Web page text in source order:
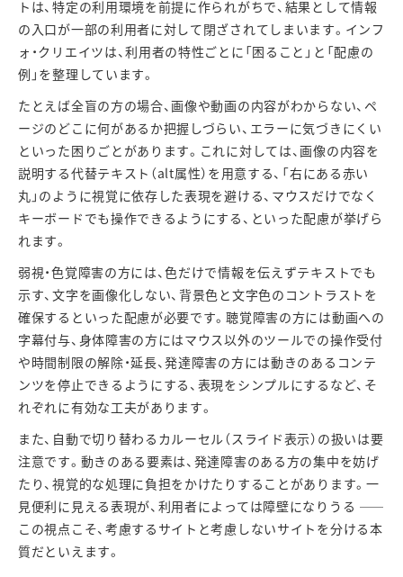
トは、特定の利用環境を前提に作られがちで、結果として情報
の入口が一部の利用者に対して閉ざされてしまいます。インフ
ォ・クリエイツは、利用者の特性ごとに「困ること」と「配慮の
例」を整理しています。
たとえば全盲の方の場合、画像や動画の内容がわからない、ペ
ージのどこに何があるか把握しづらい、エラーに気づきにくい
といった困りごとがあります。これに対しては、画像の内容を
説明する代替テキスト（alt属性）を用意する、「右にある赤い
丸」のように視覚に依存した表現を避ける、マウスだけでなく
キーボードでも操作できるようにする、といった配慮が挙げら
れます。
弱視・色覚障害の方には、色だけで情報を伝えずテキストでも
示す、文字を画像化しない、背景色と文字色のコントラストを
確保するといった配慮が必要です。聴覚障害の方には動画への
字幕付与、身体障害の方にはマウス以外のツールでの操作受付
や時間制限の解除・延長、発達障害の方には動きのあるコンテ
ンツを停止できるようにする、表現をシンプルにするなど、そ
れぞれに有効な工夫があります。
また、自動で切り替わるカルーセル（スライド表示）の扱いは要
注意です。動きのある要素は、発達障害のある方の集中を妨げ
たり、視覚的な処理に負担をかけたりすることがあります。一
見便利に見える表現が、利用者によっては障壁になりうる ――
この視点こそ、考慮するサイトと考慮しないサイトを分ける本
質だといえます。